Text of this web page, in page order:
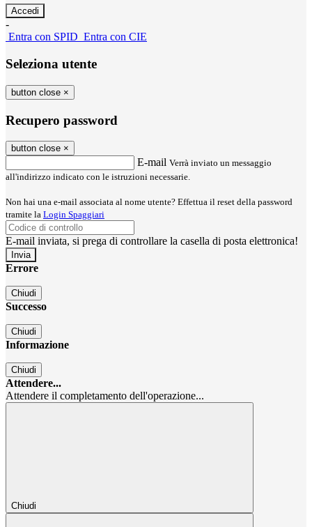
-
Entra con SPID Entra con CIE
Seleziona utente
button close ×
Recupero password
button close ×
E-mail Verrà inviato un messaggio
all'indirizzo indicato con le istruzioni necessarie.
Non hai una e-mail associata al nome utente? Effettua il reset della password
tramite la Login Spaggiari
E-mail inviata, si prega di controllare la casella di posta elettronica!
Errore
Chiudi
Successo
Chiudi
Informazione
Chiudi
Attendere...
Attendere il completamento dell'operazione...
Chiudi